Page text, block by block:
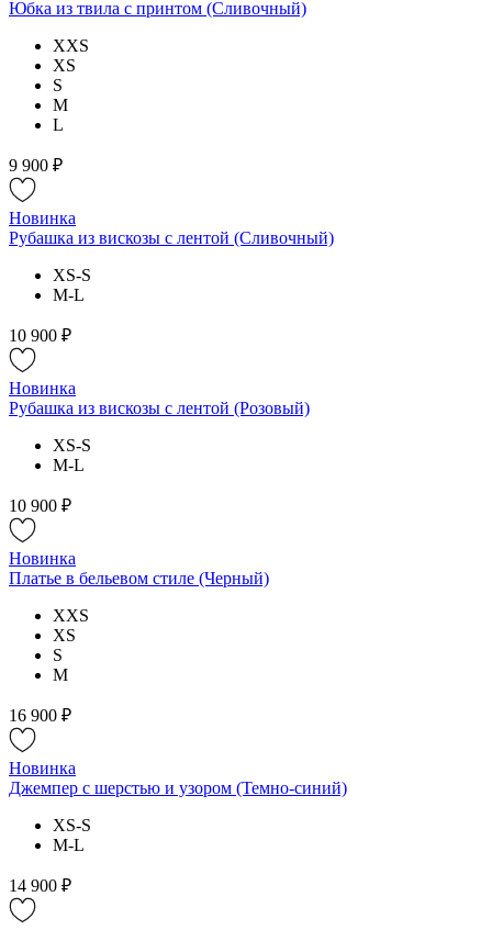
Юбка из твила с принтом (Сливочный)
XXS
XS
S
M
L
9 900 ₽
Новинка
Рубашка из вискозы с лентой (Сливочный)
XS-S
M-L
10 900 ₽
Новинка
Рубашка из вискозы с лентой (Розовый)
XS-S
M-L
10 900 ₽
Новинка
Платье в бельевом стиле (Черный)
XXS
XS
S
M
16 900 ₽
Новинка
Джемпер с шерстью и узором (Темно-синий)
XS-S
M-L
14 900 ₽